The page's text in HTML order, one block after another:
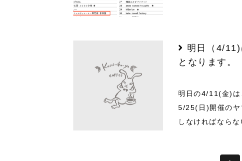
明日（4/
となります。
明日の4/11(金)は
5/25(日)開催のヤ
しなければなら